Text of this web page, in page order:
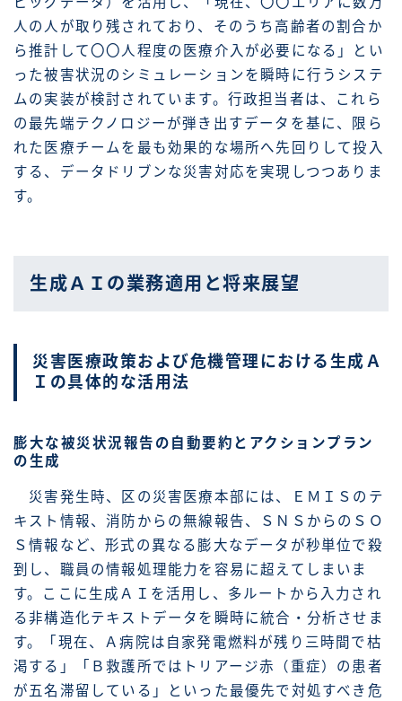
人の人が取り残されており、そのうち高齢者の割合か
ら推計して〇〇人程度の医療介入が必要になる」とい
った被害状況のシミュレーションを瞬時に行うシステ
ムの実装が検討されています。行政担当者は、これら
の最先端テクノロジーが弾き出すデータを基に、限ら
れた医療チームを最も効果的な場所へ先回りして投入
する、データドリブンな災害対応を実現しつつありま
す。
生成ＡＩの業務適用と将来展望
災害医療政策および危機管理における生成Ａ
Ｉの具体的な活用法
膨大な被災状況報告の自動要約とアクションプラン
の生成
災害発生時、区の災害医療本部には、ＥＭＩＳのテ
キスト情報、消防からの無線報告、ＳＮＳからのＳＯ
Ｓ情報など、形式の異なる膨大なデータが秒単位で殺
到し、職員の情報処理能力を容易に超えてしまいま
す。ここに生成ＡＩを活用し、多ルートから入力され
る非構造化テキストデータを瞬時に統合・分析させま
す。「現在、Ａ病院は自家発電燃料が残り三時間で枯
渇する」「Ｂ救護所ではトリアージ赤（重症）の患者
が五名滞留している」といった最優先で対処すべき危